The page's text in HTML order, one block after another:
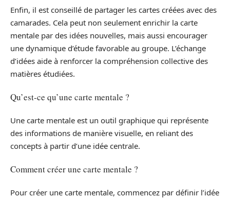
Enfin, il est conseillé de partager les cartes créées avec des
camarades. Cela peut non seulement enrichir la carte
mentale par des idées nouvelles, mais aussi encourager
une dynamique d’étude favorable au groupe. L’échange
d’idées aide à renforcer la compréhension collective des
matières étudiées.
Qu’est-ce qu’une carte mentale ?
Une carte mentale est un outil graphique qui représente
des informations de manière visuelle, en reliant des
concepts à partir d’une idée centrale.
Comment créer une carte mentale ?
Pour créer une carte mentale, commencez par définir l’idée